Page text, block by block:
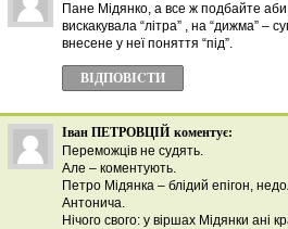
Пане Мідянко, а все ж подбайте аби
вискакувала “літра” , на “дижма” –
внесене у неї поняття “під”.
ВІДПОВІCТИ
Іван ПЕТРОВЦІЙ коментує:
Переможців не судять.
Але – коментують.
Петро Мідянка – блідий епігон,
Антонича.
Нічого свого: у віршах Мідянки ані